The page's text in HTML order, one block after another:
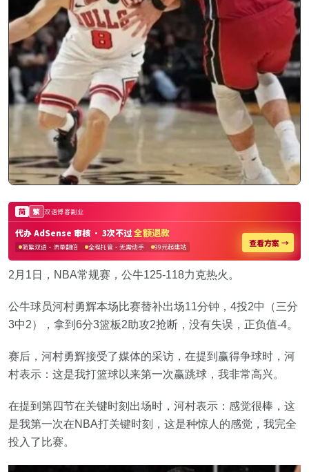
2月1日，NBA常规赛，公牛125-118力克热火。
公牛球员河村勇辉本场比赛替补出场11分钟，4投2中（三分
3中2），拿到6分3篮板2助攻2抢断，没有失误，正负值-4。
赛后，河村勇辉接受了媒体的采访，在提到赢得争球时，河
村表示：这是我打篮球以来第一次赢跳球，我非常高兴。
在提到第四节在关键时刻出场时，河村表示：感觉很棒，这
是我第一次在NBA打关键时刻，这是种惊人的感觉，我完全
投入了比赛。